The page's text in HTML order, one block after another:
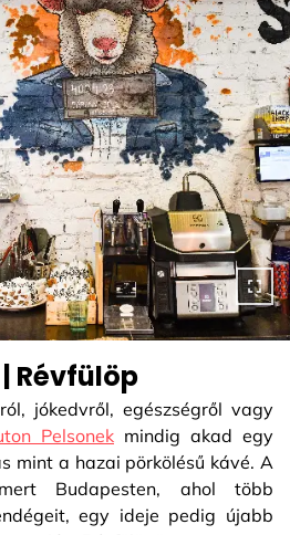
Révfülöp
jókedvről, egészségről vagy
Pelsonek mindig akad egy
mint a hazai pörkölésű kávé. A
Budapesten, ahol több
egy ideje pedig újabb